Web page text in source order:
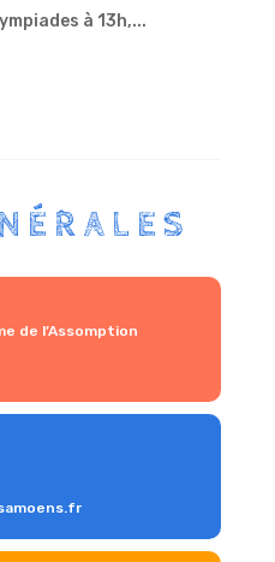
à 13h,...
de l’Assomption